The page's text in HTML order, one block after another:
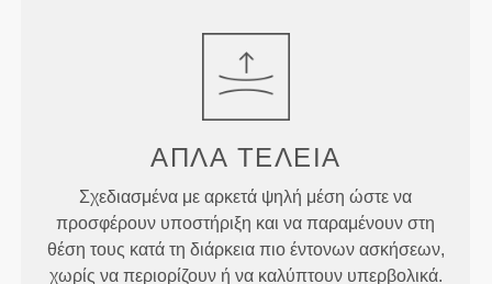
ΑΠΛΆ ΤΈΛΕΙΑ
Σχεδιασμένα με αρκετά ψηλή μέση ώστε να
προσφέρουν υποστήριξη και να παραμένουν στη
θέση τους κατά τη διάρκεια πιο έντονων ασκήσεων,
χωρίς να περιορίζουν ή να καλύπτουν υπερβολικά.